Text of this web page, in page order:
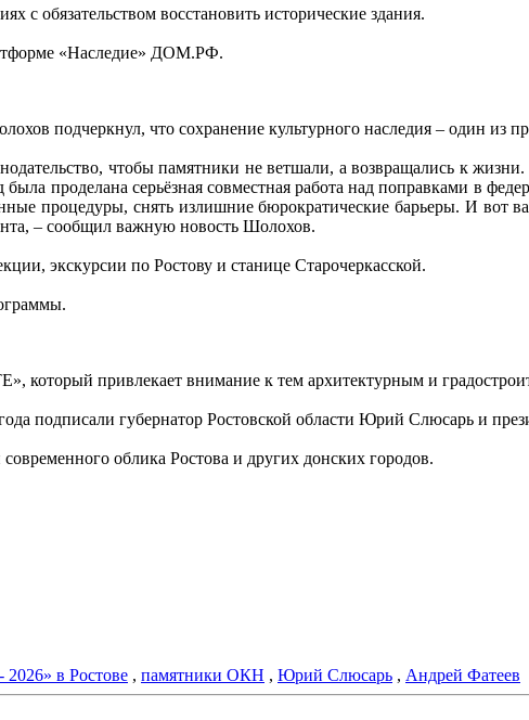
с обязательством восстановить исторические здания.
«Наследие» ДОМ.РФ.
подчеркнул, что сохранение культурного наследия – один из
чтобы памятники не ветшали, а возвращались к
проделана серьёзная совместная работа над поправками в
процедуры, снять излишние бюрократические барьеры. И вот
– сообщил важную новость Шолохов.
экскурсии по Ростову и станице Старочеркасской.
привлекает внимание к тем архитектурным и
подписали губернатор Ростовской области Юрий Слюсарь и
облика Ростова и других донских городов.
2026» в Ростове , памятники ОКН , Юрий Слюсарь , Андрей Фатеев